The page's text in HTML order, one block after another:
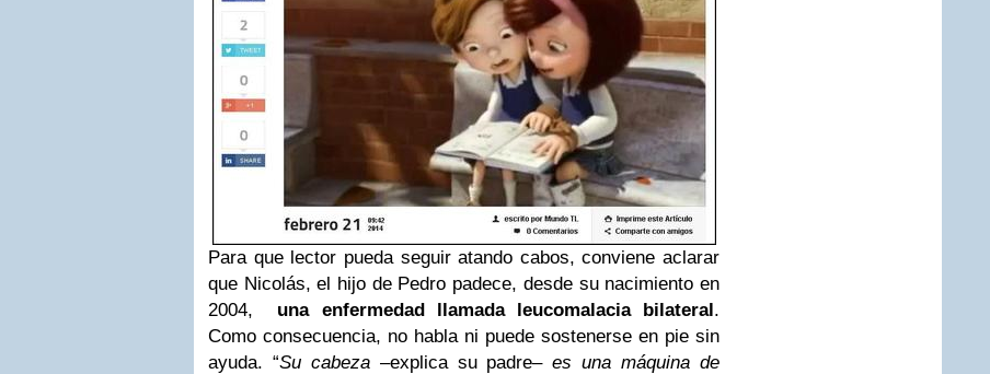
Para que lector pueda seguir atando cabos, conviene aclarar
que Nicolás, el hijo de Pedro padece, desde su nacimiento en
2004, una enfermedad llamada leucomalacia bilateral.
Como consecuencia, no habla ni puede sostenerse en pie sin
ayuda. “Su cabeza–explica su padre–es una máquina de